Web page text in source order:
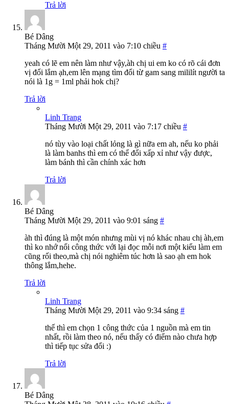
Trả lời
Bé Dâng
Tháng Mười Một 29, 2011 vào 7:10 chiều #
yeah có lẽ em nên làm như vậy,àh chị ui em ko có rõ cái đơn
vị đổi lắm ạh,em lên mạng tìm đổi từ gam sang mililít người ta
nói là 1g = 1ml phải hok chị?
Trả lời
Linh Trang
Tháng Mười Một 29, 2011 vào 7:17 chiều #
nó tùy vào loại chất lỏng là gì nữa em ah, nếu ko phải
là làm banhs thì em có thể đổi xấp xỉ như vậy được,
làm bánh thì cần chính xác hơn
Trả lời
Bé Dâng
Tháng Mười Một 29, 2011 vào 9:01 sáng #
àh thì đúng là một món nhưng mùi vị nó khác nhau chị àh,em
thì ko nhớ nổi công thức với lại đọc mỗi nơi một kiểu làm em
cũng rối theo,mà chị nói nghiêm túc hơn là sao ạh em hok
thông lắm,hehe.
Trả lời
Linh Trang
Tháng Mười Một 29, 2011 vào 9:34 sáng #
thế thì em chọn 1 công thức của 1 nguồn mà em tin
nhất, rồi làm theo nó, nếu thấy có điểm nào chưa hợp
thì tiếp tục sửa đổi :)
Trả lời
Bé Dâng